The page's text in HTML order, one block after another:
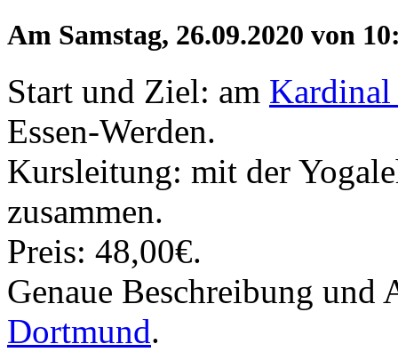
Am Samstag, 26.09.2020 von
Start und Ziel: am Kardinal
Essen-Werden.
Kursleitung: mit der
zusammen.
Preis: 48,00€.
Genaue Beschreibung
Dortmund.